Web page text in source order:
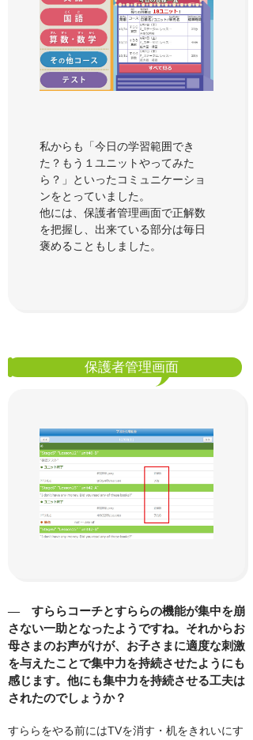
私からも「今日の学習範囲でき
た？もう１ユニットやってみた
ら？」といったコミュニケーショ
ンをとっていました。
他には、保護者管理画面で正解数
を把握し、出来ている部分は毎日
褒めることもしました。
保護者管理画面
― すららコーチとすららの機能が集中を崩
さない一助となったようですね。それからお
母さまのお声がけが、お子さまに適度な刺激
を与えたことで集中力を持続させたようにも
感じます。他にも集中力を持続させる工夫は
されたのでしょうか？
すららをやる前にはTVを消す・机をきれいにす